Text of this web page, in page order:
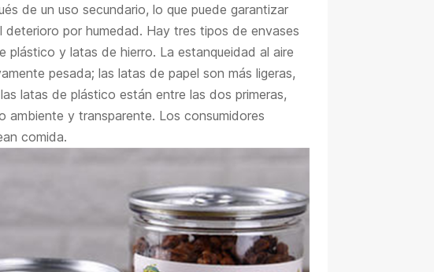
de un uso secundario, lo que puede garantizar
deterioro por humedad. Hay tres tipos de envases
plástico y latas de hierro. La estanqueidad al aire
pesada; las latas de papel son más ligeras,
latas de plástico están entre las dos primeras,
ambiente y transparente. Los consumidores
comida.